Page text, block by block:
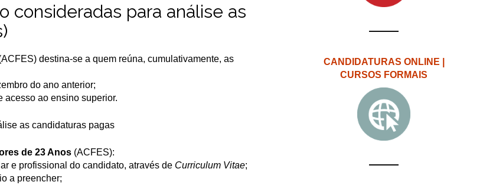
consideradas para análise as
destina-se a quem reúna, cumulativamente, as
do ano anterior;
acesso ao ensino superior.
as candidaturas pagas
de 23 Anos (ACFES):
e profissional do candidato, através de Curriculum Vitae;
a preencher;
CANDIDATURAS ONLINE |
CURSOS FORMAIS